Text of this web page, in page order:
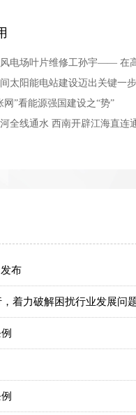
布
网”看能源强国建设之“势”